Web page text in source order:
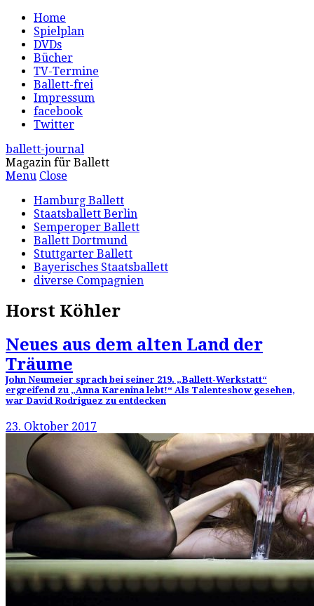
Home
Spielplan
DVDs
Bücher
TV-Termine
Ballett-frei
Impressum
facebook
Twitter
ballett-journal
Magazin für Ballett
Menu Close
Hamburg Ballett
Staatsballett Berlin
Semperoper Ballett
Ballett Dortmund
Stuttgarter Ballett
Bayerisches Staatsballett
diverse Compagnien
Horst Köhler
Neues aus dem alten Land der
Träume
John Neumeier sprach bei seiner 219. „Ballett-Werkstatt“
ergreifend zu „Anna Karenina lebt!“ Als Talenteshow gesehen,
war David Rodriguez zu entdecken
23. Oktober 2017